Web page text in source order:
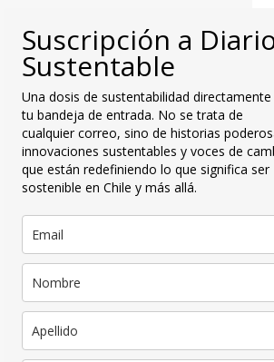
Suscripción a
Sustentable
Una dosis de sustentabilidad
tu bandeja de entrada. No se trata de
cualquier correo, sino de historias
innovaciones sustentables y voces de
que están redefiniendo lo que significa ser
sostenible en Chile y más allá.